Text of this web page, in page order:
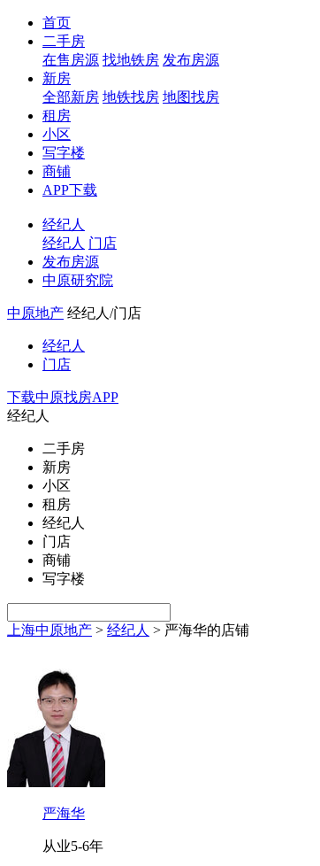
首页
二手房
在售房源 找地铁房 发布房源
新房
全部新房 地铁找房 地图找房
租房
小区
写字楼
商铺
APP下载
经纪人
经纪人 门店
发布房源
中原研究院
中原地产 经纪人/门店
经纪人
门店
下载中原找房APP
经纪人
二手房
新房
小区
租房
经纪人
门店
商铺
写字楼
上海中原地产 > 经纪人 > 严海华的店铺
严海华
从业5-6年